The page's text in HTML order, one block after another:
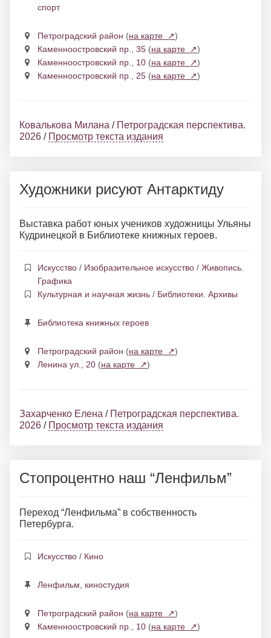
спорт
Петроградский район (на карте ↗)
Каменноостровский пр., 35 (на карте ↗)
Каменноостровский пр., 10 (на карте ↗)
Каменноостровский пр., 25 (на карте ↗)
Ковалькова Милана / Петроградская перспектива.
2026 / Просмотр текста издания
Художники рисуют Антарктиду
Выставка работ юных учеников художницы Ульяны
Кудринецкой в Библиотеке книжных героев.
Искусство / Изобразительное искусство / Живопись.
Графика
Культурная и научная жизнь / Библиотеки. Архивы
Библиотека книжных героев
Петроградский район (на карте ↗)
Ленина ул., 20 (на карте ↗)
Захарченко Елена / Петроградская перспектива.
2026 / Просмотр текста издания
Стопроцентно наш “Ленфильм”
Переход “Ленфильма” в собственность
Петербурга.
Искусство / Кино
Ленфильм, киностудия
Петроградский район (на карте ↗)
Каменноостровский пр., 10 (на карте ↗)